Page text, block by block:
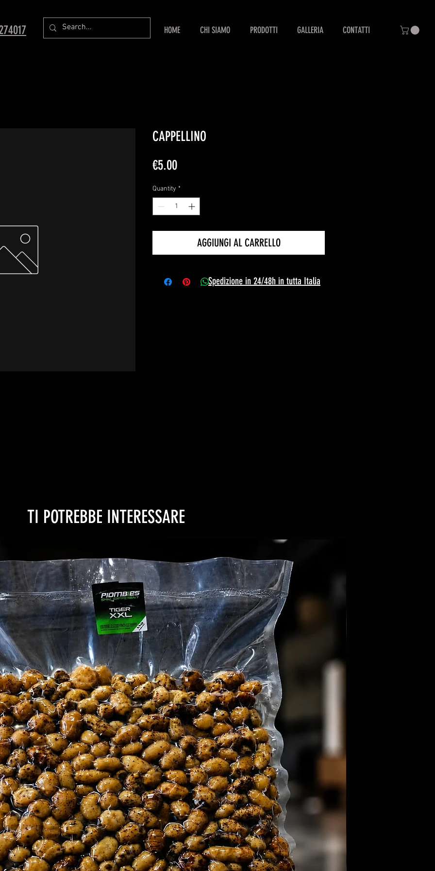
HOME CHI SIAMO PRODOTTI GALLERIA CONTATTI
CAPPELLINO
€5.00Price
Quantity *
AGGIUNGI AL CARRELLO
Spedizione in 24/48h in tutta Italia
TI POTREBBE INTERESSARE